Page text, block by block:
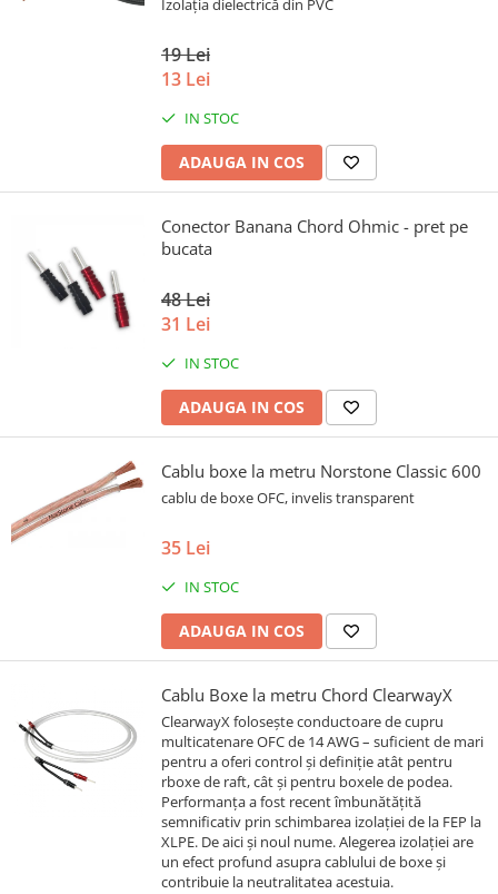
Izolația dielectrică din PVC
19 Lei
13 Lei
IN STOC
ADAUGA IN COS
Conector Banana Chord Ohmic - pret pe
bucata
48 Lei
31 Lei
IN STOC
ADAUGA IN COS
Cablu boxe la metru Norstone Classic 600
cablu de boxe OFC, invelis transparent
35 Lei
IN STOC
ADAUGA IN COS
Cablu Boxe la metru Chord ClearwayX
ClearwayX folosește conductoare de cupru
multicatenare OFC de 14 AWG – suficient de mari
pentru a oferi control și definiție atât pentru
rboxe de raft, cât și pentru boxele de podea.
Performanța a fost recent îmbunătățită
semnificativ prin schimbarea izolației de la FEP la
XLPE. De aici și noul nume. Alegerea izolației are
un efect profund asupra cablului de boxe și
contribuie la neutralitatea acestuia.